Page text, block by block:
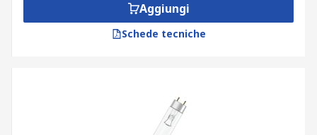
Aggiungi
Schede tecniche